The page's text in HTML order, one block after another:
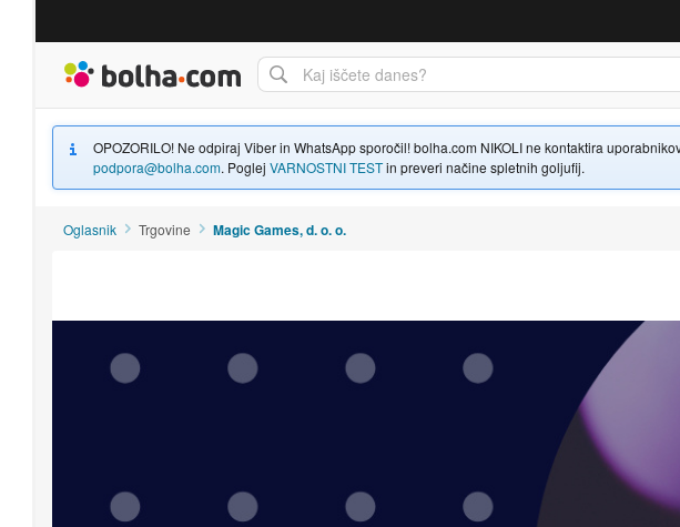
OPOZORILO! Ne odpiraj Viber in WhatsApp sporočil! bolha.com NIKOLI ne kontaktira
podpora@bolha.com. Poglej VARNOSTNI TESTin preveri načine spletnih goljufij.
Oglasnik Trgovine Magic Games, d. o. o.